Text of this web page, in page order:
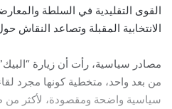
القوى التقليدية في السلطة
الانتخابية المقبلة وتصاعد النقاش
مصادر سياسية، رأت أن زيارة
من بعد واحد، متخطية كونها مجرد
سياسية واضحة ومقصودة، لأكثر